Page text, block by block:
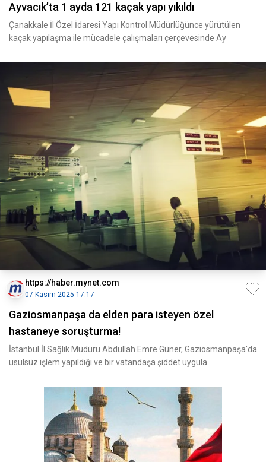
Ayvacık’ta 1 ayda 121 kaçak yapı yıkıldı
Çanakkale İl Özel İdaresi Yapı Kontrol Müdürlüğünce yürütülen
kaçak yapılaşma ile mücadele çalışmaları çerçevesinde Ay
https://haber.mynet.com
07 Kasım 2025 17:17
Gaziosmanpaşa da elden para isteyen özel
hastaneye soruşturma!
İstanbul İl Sağlık Müdürü Abdullah Emre Güner, Gaziosmanpaşa'da
usulsüz işlem yapıldığı ve bir vatandaşa şiddet uygula